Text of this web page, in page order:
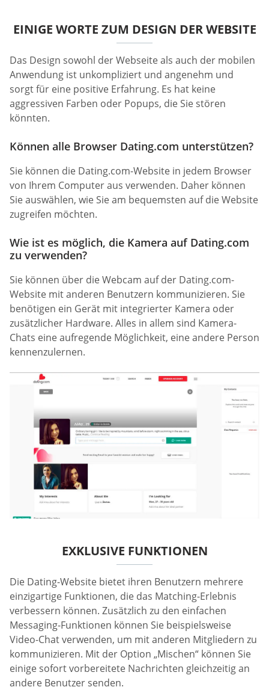
EINIGE WORTE ZUM DESIGN DER WEBSITE
Das Design sowohl der Webseite als auch der mobilen
Anwendung ist unkompliziert und angenehm und
sorgt für eine positive Erfahrung. Es hat keine
aggressiven Farben oder Popups, die Sie stören
könnten.
Können alle Browser Dating.com unterstützen?
Sie können die Dating.com-Website in jedem Browser
von Ihrem Computer aus verwenden. Daher können
Sie auswählen, wie Sie am bequemsten auf die Website
zugreifen möchten.
Wie ist es möglich, die Kamera auf Dating.com
zu verwenden?
Sie können über die Webcam auf der Dating.com-
Website mit anderen Benutzern kommunizieren. Sie
benötigen ein Gerät mit integrierter Kamera oder
zusätzlicher Hardware. Alles in allem sind Kamera-
Chats eine aufregende Möglichkeit, eine andere Person
kennenzulernen.
EXKLUSIVE FUNKTIONEN
Die Dating-Website bietet ihren Benutzern mehrere
einzigartige Funktionen, die das Matching-Erlebnis
verbessern können. Zusätzlich zu den einfachen
Messaging-Funktionen können Sie beispielsweise
Video-Chat verwenden, um mit anderen Mitgliedern zu
kommunizieren. Mit der Option „Mischen“ können Sie
einige sofort vorbereitete Nachrichten gleichzeitig an
andere Benutzer senden.